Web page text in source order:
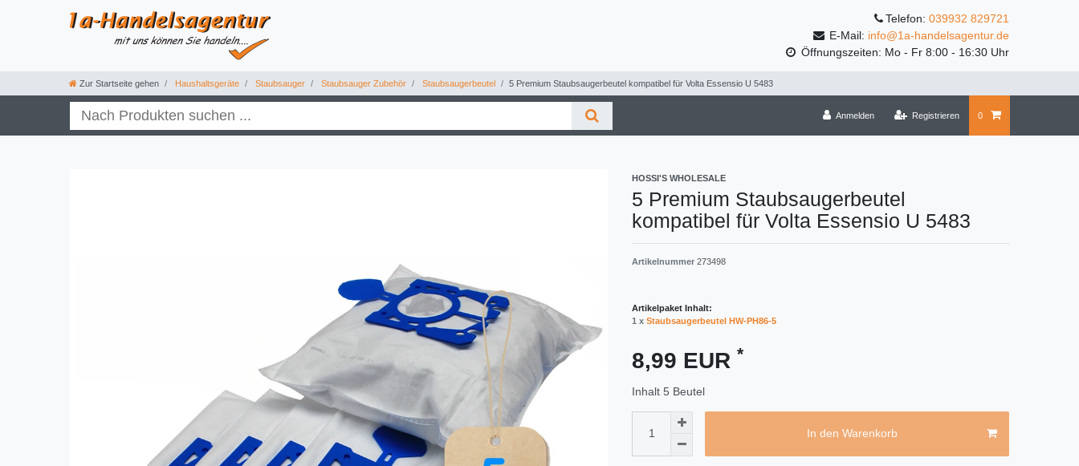
Telefon: 039932 829721
E-Mail: info@1a-handelsagentur.de
Öffnungszeiten: Mo - Fr 8:00 - 16:30 Uhr
Zur Startseite gehen Haushaltsgeräte Staubsauger Staubsauger Zubehör Staubsaugerbeutel 5 Premium Staubsaugerbeutel kompatibel für Volta Essensio U 5483
Anmelden Registrieren 0
HOSSI'S WHOLESALE
5 Premium Staubsaugerbeutel
kompatibel für Volta Essensio U 5483
Artikelnummer 273498
Artikelpaket Inhalt:
1 x Staubsaugerbeutel HW-PH86-5
8,99 EUR *
Inhalt 5 Beutel
In den Warenkorb